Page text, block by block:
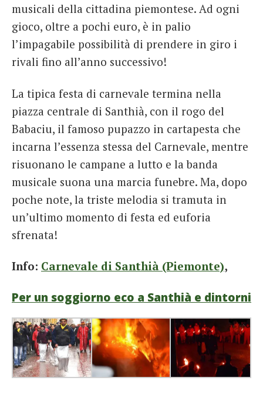
musicali della cittadina piemontese. Ad ogni
gioco, oltre a pochi euro, è in palio
l’impagabile possibilità di prendere in giro i
rivali fino all’anno successivo!
La tipica festa di carnevale termina nella
piazza centrale di Santhià, con il rogo del
Babaciu, il famoso pupazzo in cartapesta che
incarna l’essenza stessa del Carnevale, mentre
risuonano le campane a lutto e la banda
musicale suona una marcia funebre. Ma, dopo
poche note, la triste melodia si tramuta in
un’ultimo momento di festa ed euforia
sfrenata!
Info: Carnevale di Santhià (Piemonte),
Per un soggiorno eco a Santhià e dintorni